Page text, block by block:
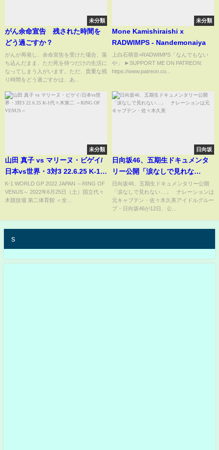
未分類
がん余命宣告 残された時間を
どう過ごすか？
がんが再発し、余命宣告を受けた場合、落
ち込んだまま、ただ死を待つだけの生活に
なってしまう人がいます。ただ、貴重な残
り時間をどう過ごすかは、あ...
未分類
Mone Kamishiraishi x
RADWIMPS - Nandemonaiya
上白石萌音×RADWIMPS「なんでもない
や」 ►SUPPORT ME ON PATREON:
https://www.patreon.co...
未分類
山田 真子 vs マリーヌ・ビゲイ/
日本vs世界・3対3 22.6.25 K-1
代々木第二 ～RING OF VENUS
～
K-1 WORLD GP 2022 JAPAN ～RING OF
VENUS～ 2022年6月25日（土）国立代々
木競技場 第二体育館 ＜全...
日向坂
日向坂46、五期生ドキュメンタ
リー公開「涙なしで見れな
い…」 ナレーションは元キャ
プテン・佐々木久美
日向坂46、五期生ドキュメンタリー公開
「涙なしで見れない…」 ナレーションは
元キャプテン・佐々木久美アイドルグルー
プ・日向坂46が12日、公...
s